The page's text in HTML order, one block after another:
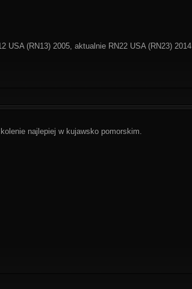
USA (RN13) 2005, aktualnie RN22 USA (RN23) 2014
najlepiej w kujawsko pomorskim.